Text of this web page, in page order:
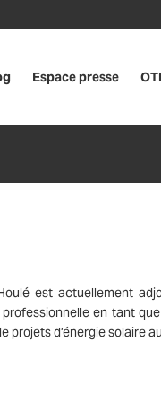
Espace presse OTI
est actuellement
en tant
projets d’énergie solaire